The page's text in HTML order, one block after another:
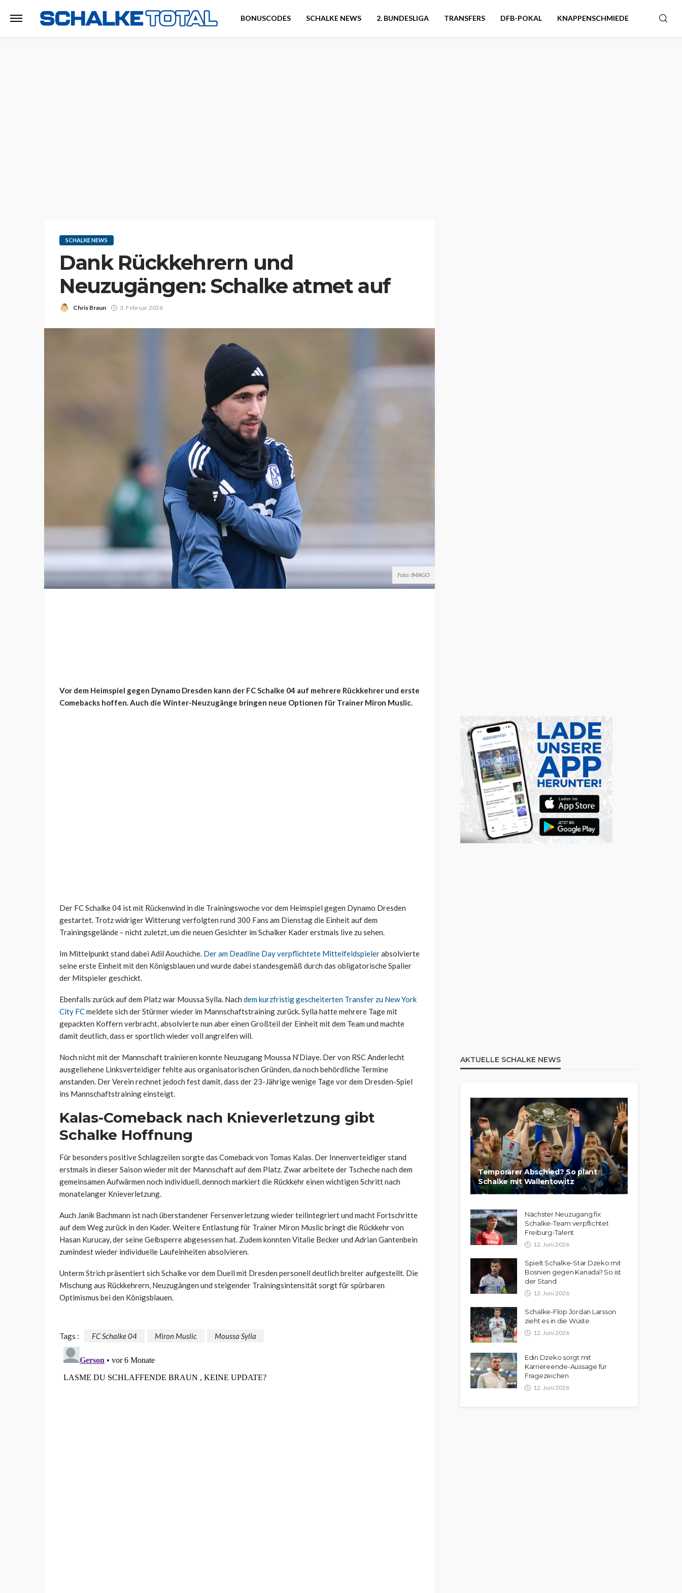
BONUSCODES SCHALKE NEWS 2. BUNDESLIGA TRANSFERS DFB-POKAL KNAPPENSCHMIEDE
SCHALKE NEWS
Dank Rückkehrern und
Neuzugängen: Schalke atmet auf
Chris Braun 3. Februar 2026
Foto: IMAGO
Vor dem Heimspiel gegen Dynamo Dresden kann der FC Schalke 04 auf mehrere Rückkehrer und erste
Comebacks hoffen. Auch die Winter-Neuzugänge bringen neue Optionen für Trainer Miron Muslic.
Der FC Schalke 04 ist mit Rückenwind in die Trainingswoche vor dem Heimspiel gegen Dynamo Dresden
gestartet. Trotz widriger Witterung verfolgten rund 300 Fans am Dienstag die Einheit auf dem
Trainingsgelände – nicht zuletzt, um die neuen Gesichter im Schalker Kader erstmals live zu sehen.
Im Mittelpunkt stand dabei Adil Aouchiche. Der am Deadline Day verpflichtete Mittelfeldspielerabsolvierte
seine erste Einheit mit den Königsblauen und wurde dabei standesgemäß durch das obligatorische Spalier
der Mitspieler geschickt.
Ebenfalls zurück auf dem Platz war Moussa Sylla. Nach dem kurzfristig gescheiterten Transfer zu New York
City FCmeldete sich der Stürmer wieder im Mannschaftstraining zurück. Sylla hatte mehrere Tage mit
gepackten Koffern verbracht, absolvierte nun aber einen Großteil der Einheit mit dem Team und machte
damit deutlich, dass er sportlich wieder voll angreifen will.
Noch nicht mit der Mannschaft trainieren konnte Neuzugang Moussa N’Diaye. Der von RSC Anderlecht
ausgeliehene Linksverteidiger fehlte aus organisatorischen Gründen, da noch behördliche Termine
anstanden. Der Verein rechnet jedoch fest damit, dass der 23-Jährige wenige Tage vor dem Dresden-Spiel
ins Mannschaftstraining einsteigt.
Kalas-Comeback nach Knieverletzung gibt
Schalke Hoffnung
Für besonders positive Schlagzeilen sorgte das Comeback von Tomas Kalas. Der Innenverteidiger stand
erstmals in dieser Saison wieder mit der Mannschaft auf dem Platz. Zwar arbeitete der Tscheche nach dem
gemeinsamen Aufwärmen noch individuell, dennoch markiert die Rückkehr einen wichtigen Schritt nach
monatelanger Knieverletzung.
Auch Janik Bachmann ist nach überstandener Fersenverletzung wieder teilintegriert und macht Fortschritte
auf dem Weg zurück in den Kader. Weitere Entlastung für Trainer Miron Muslic bringt die Rückkehr von
Hasan Kurucay, der seine Gelbsperre abgesessen hat. Zudem konnten Vitalie Becker und Adrian Gantenbein
zumindest wieder individuelle Laufeinheiten absolvieren.
Unterm Strich präsentiert sich Schalke vor dem Duell mit Dresden personell deutlich breiter aufgestellt. Die
Mischung aus Rückkehrern, Neuzugängen und steigender Trainingsintensität sorgt für spürbaren
Optimismus bei den Königsblauen.
Tags : FC Schalke 04 Miron Muslic Moussa Sylla
AKTUELLE SCHALKE NEWS
Temporärer Abschied? So plant
Schalke mit Wallentowitz
Nächster Neuzugang fix:
Schalke-Team verpflichtet
Freiburg-Talent
12. Juni 2026
Spielt Schalke-Star Dzeko mit
Bosnien gegen Kanada? So ist
der Stand
12. Juni 2026
Schalke-Flop Jordan Larsson
zieht es in die Wüste
12. Juni 2026
Edin Dzeko sorgt mit
Karriereende-Aussage für
Fragezeichen
12. Juni 2026